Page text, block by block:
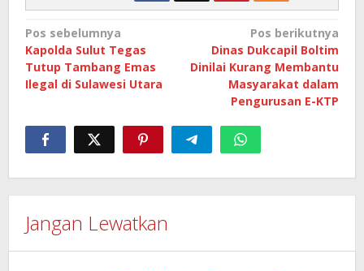
Navigasi
pos
Pos sebelumnya
Kapolda Sulut Tegas
Tutup Tambang Emas
Ilegal di Sulawesi Utara
Pos berikutnya
Dinas Dukcapil Boltim
Dinilai Kurang Membantu
Masyarakat dalam
Pengurusan E-KTP
Jangan Lewatkan